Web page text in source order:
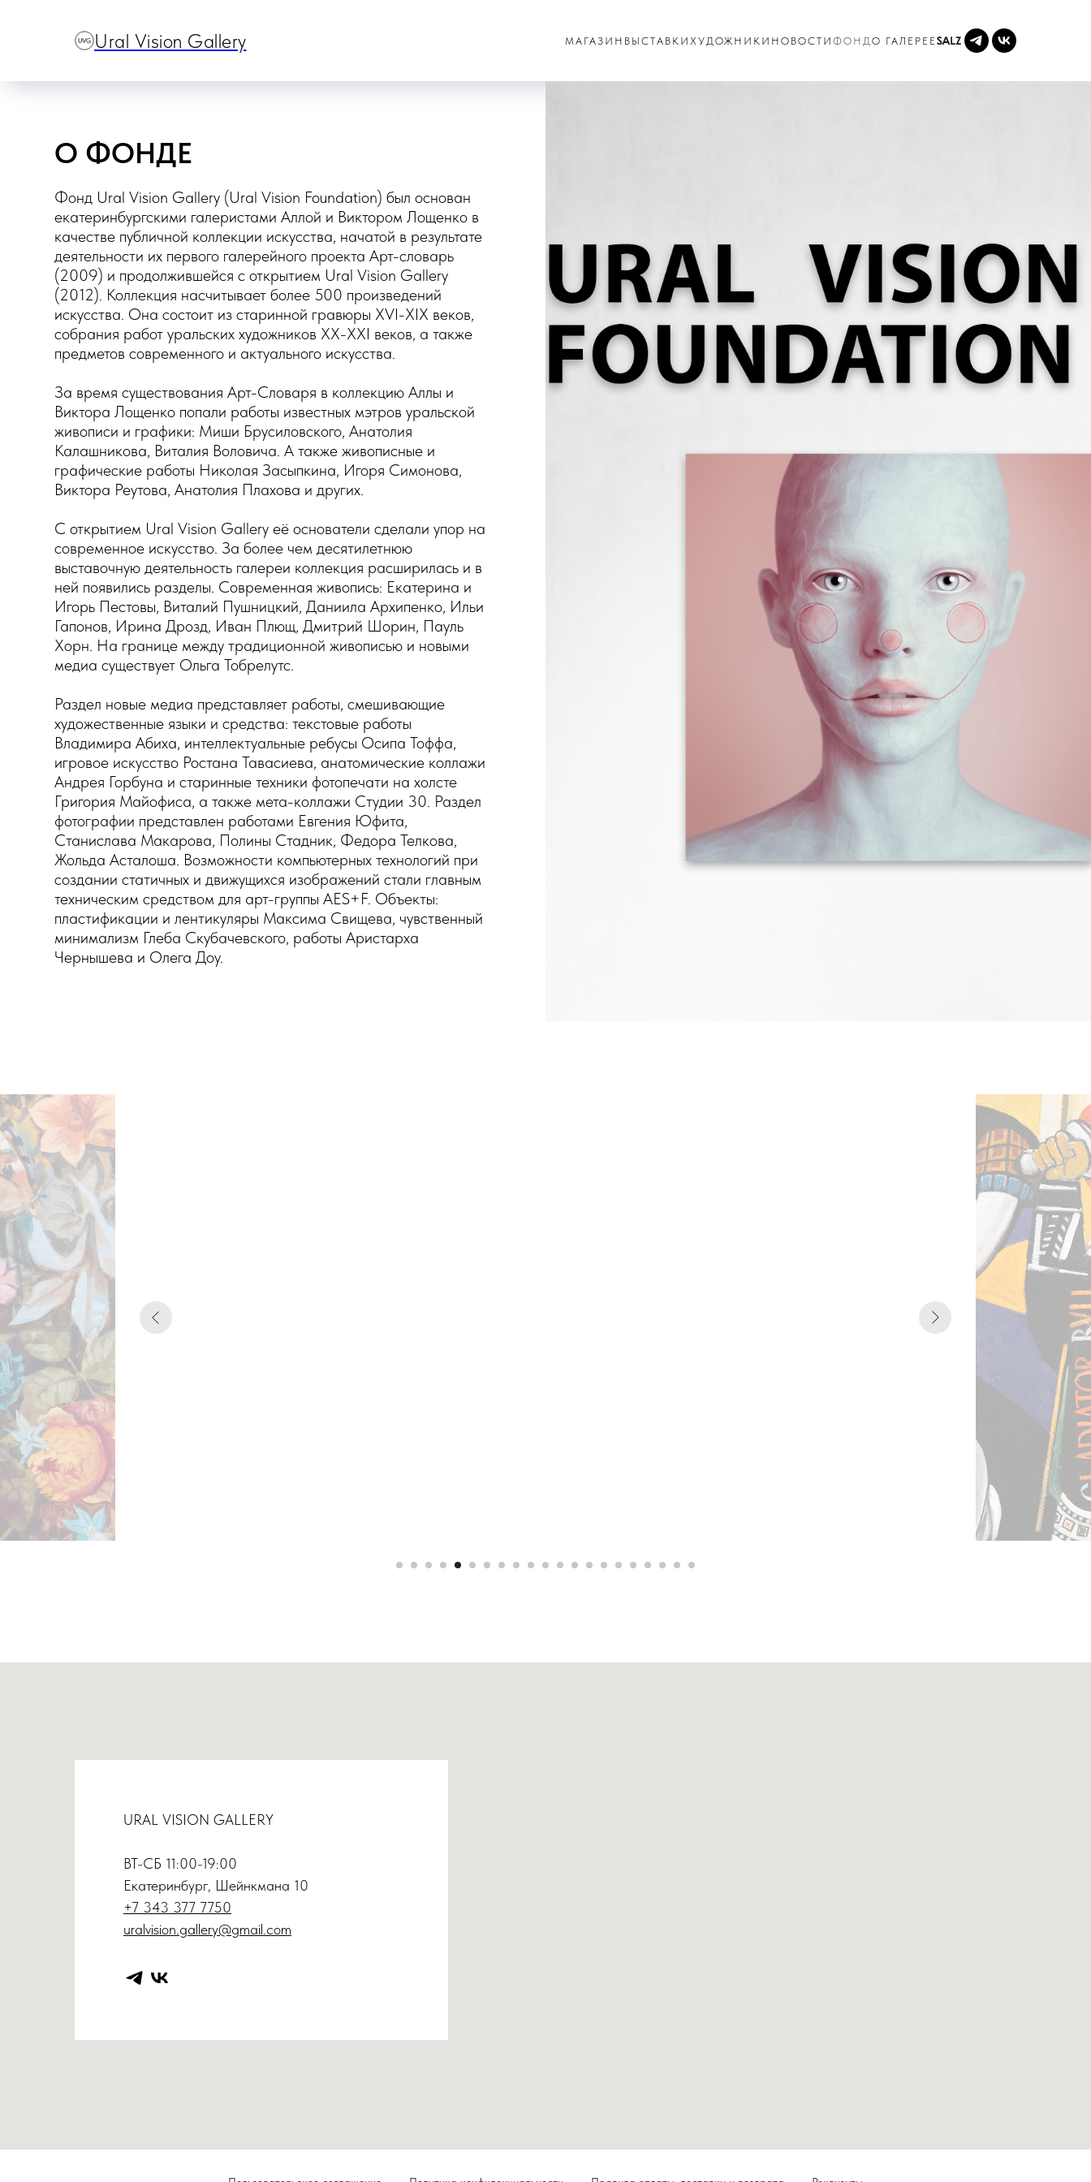
Ural Vision Gallery МАГАЗИН ВЫСТАВКИ ХУДОЖНИКИ НОВОСТИ ФОНД О ГАЛЕРЕЕ
О ФОНДЕ
Фонд Ural Vision Gallery (Ural Vision Foundation) был основан
екатеринбургскими галеристами Аллой и Виктором Лощенко в
качестве публичной коллекции искусства, начатой в результате
деятельности их первого галерейного проекта Арт-словарь
(2009) и продолжившейся с открытием Ural Vision Gallery
(2012). Коллекция насчитывает более 500 произведений
искусства. Она состоит из старинной гравюры XVI-XIX веков,
собрания работ уральских художников ХХ-ХХІ веков, а также
предметов современного и актуального искусства.
За время существования Арт-Словаря в коллекцию Аллы и
Виктора Лощенко попали работы известных мэтров уральской
живописи и графики: Миши Брусиловского, Анатолия
Калашникова, Виталия Воловича. А также живописные и
графические работы Николая Засыпкина, Игоря Симонова,
Виктора Реутова, Анатолия Плахова и других.
С открытием Ural Vision Gallery её основатели сделали упор на
современное искусство. За более чем десятилетнюю
выставочную деятельность галереи коллекция расширилась и в
ней появились разделы. Современная живопись: Екатерина и
Игорь Пестовы, Виталий Пушницкий, Даниила Архипенко, Ильи
Гапонов, Ирина Дрозд, Иван Плющ, Дмитрий Шорин, Пауль
Хорн. На границе между традиционной живописью и новыми
медиа существует Ольга Тобрелутс.
Раздел новые медиа представляет работы, смешивающие
художественные языки и средства: текстовые работы
Владимира Абиха, интеллектуальные ребусы Осипа Тоффа,
игровое искусство Ростана Тавасиева, анатомические коллажи
Андрея Горбуна и старинные техники фотопечати на холсте
Григория Майофиса, а также мета-коллажи Студии 30. Раздел
фотографии представлен работами Евгения Юфита,
Станислава Макарова, Полины Стадник, Федора Телкова,
Жольда Асталоша. Возможности компьютерных технологий при
создании статичных и движущихся изображений стали главным
техническим средством для арт-группы AES+F. Объекты:
пластификации и лентикуляры Максима Свищева, чувственный
минимализм Глеба Скубачевского, работы Аристарха
Чернышева и Олега Доу.
URAL VISION GALLERY
ВТ-СБ 11:00-19:00
Екатеринбург, Шейнкмана 10
+7 343 377 7750
uralvision.gallery@gmail.com